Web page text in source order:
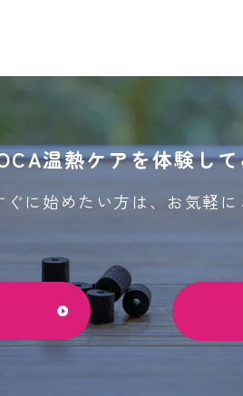
温熱ケアを体験し
に始めたい方は、 お気軽に